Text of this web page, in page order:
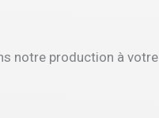
notre production à votre